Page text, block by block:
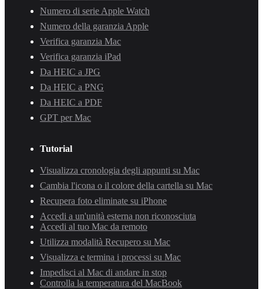
Numero di serie Apple Watch
Numero della garanzia Apple
Verifica garanzia Mac
Verifica garanzia iPad
Da HEIC a JPG
Da HEIC a PNG
Da HEIC a PDF
GPT per Mac
Tutorial
Visualizza cronologia degli appunti su Mac
Cambia l'icona o il colore della cartella su Mac
Recupera foto eliminate su iPhone
Accedi a un'unità esterna non riconosciuta
Accedi al tuo Mac da remoto
Utilizza modalità Recupero su Mac
Visualizza e termina i processi su Mac
Impedisci al Mac di andare in stop
Controlla la temperatura del MacBook